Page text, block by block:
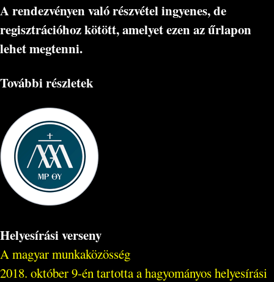
A rendezvényen való részvétel ingyenes, de
regisztrációhoz kötött, amelyet ezen az űrlapon
lehet megtenni.
További részletek
Helyesírási verseny
A magyar munkaközösség
2018. október 9-én tartotta a hagyományos helyesírási